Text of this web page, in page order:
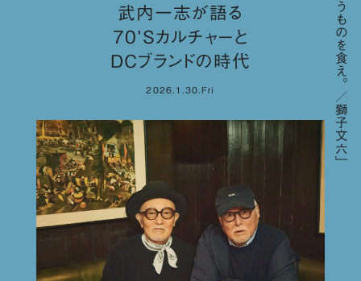
武内一志が語る
70’Sカルチャーと
DCブランドの時代
2026.1.30.Fri